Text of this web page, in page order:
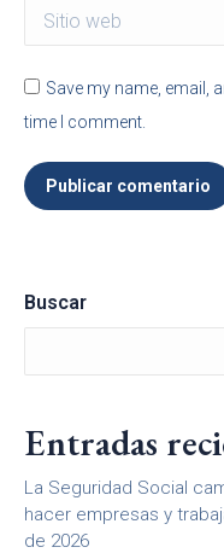
Sitio web
Save my name, email,
time I comment.
Publicar comentario
Buscar
Entradas
La Seguridad Social
hacer empresas y
de 2026